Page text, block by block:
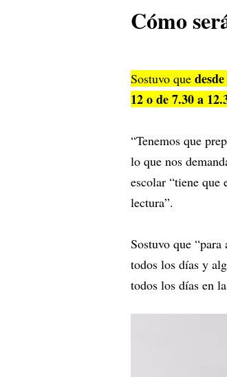
Cómo
Sostuvo que
12 o de 7.30 a
“Tenemos que
lo que nos
escolar “tiene que
lectura”.
Sostuvo que
todos los días y
todos los días en